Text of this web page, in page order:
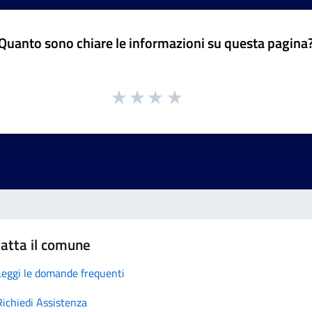
sono chiare le informazioni su questa
il comune
le domande frequenti
Assistenza